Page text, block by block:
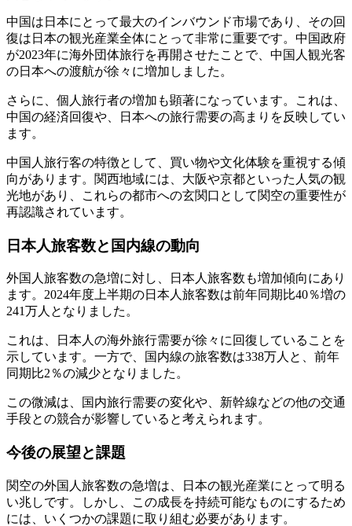
中国は日本にとって最大のインバウンド市場であり、その回
復は日本の観光産業全体にとって非常に重要です。中国政府
が2023年に海外団体旅行を再開させたことで、中国人観光客
の日本への渡航が徐々に増加しました。
さらに、個人旅行者の増加も顕著になっています。これは、
中国の経済回復や、日本への旅行需要の高まりを反映してい
ます。
中国人旅行客の特徴として、買い物や文化体験を重視する傾
向があります。関西地域には、大阪や京都といった人気の観
光地があり、これらの都市への玄関口として関空の重要性が
再認識されています。
日本人旅客数と国内線の動向
外国人旅客数の急増に対し、日本人旅客数も増加傾向にあり
ます。2024年度上半期の日本人旅客数は前年同期比40％増の
241万人となりました 。
これは、日本人の海外旅行需要が徐々に回復していることを
示しています。一方で、国内線の旅客数は338万人と、前年
同期比2％の減少となりました。
この微減は、国内旅行需要の変化や、新幹線などの他の交通
手段との競合が影響していると考えられます。
今後の展望と課題
関空の外国人旅客数の急増は、日本の観光産業にとって明る
い兆しです。しかし、この成長を持続可能なものにするため
には、いくつかの課題に取り組む必要があります。